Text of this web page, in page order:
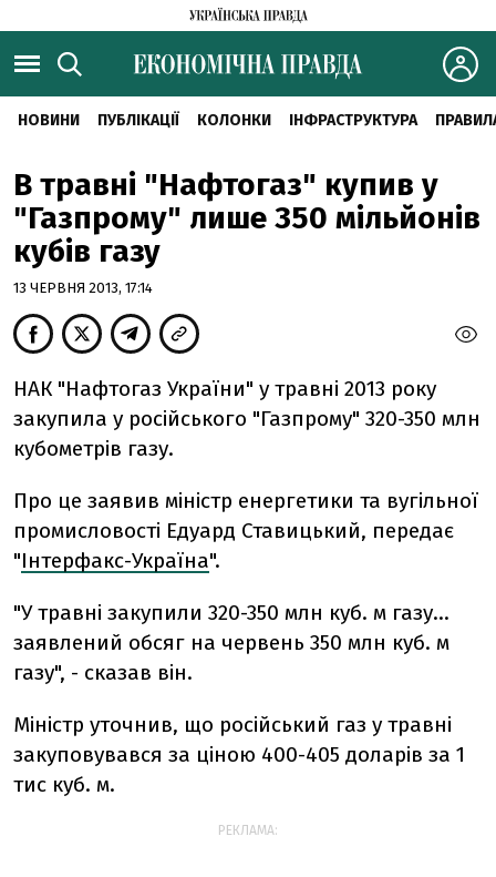
НОВИНИ ПУБЛІКАЦІЇ КОЛОНКИ ІНФРАСТРУКТУРА
В травні "Нафтогаз" купив у
"Газпрому" лише 350 мільйонів
кубів газу
13 ЧЕРВНЯ 2013, 17:14
НАК "Нафтогаз України" у травні 2013 року
закупила у російського "Газпрому" 320-350 млн
кубометрів газу.
Про це заявив міністр енергетики та вугільної
промисловості Едуард Ставицький, передає
"Інтерфакс-Україна".
"У травні закупили 320-350 млн куб. м газу...
заявлений обсяг на червень 350 млн куб. м
газу", - сказав він.
Міністр уточнив, що російський газ у травні
закуповувався за ціною 400-405 доларів за 1
тис куб. м.
РЕКЛАМА: